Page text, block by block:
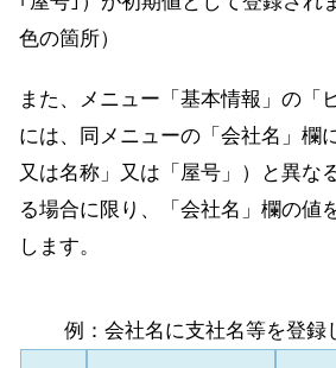
色の箇所）
また、メニュー「基本情報」の「
には、同メニューの「会社名」欄
又は名称」又は「屋号」）と異な
る場合に限り、「会社名」欄の値
します。
例：会社名に支社名等を登録